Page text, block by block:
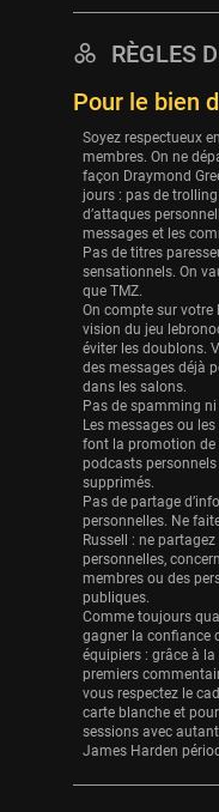
32 sessions
Houston
29 sessions
Portland
27 sessions
Eurobasket
25 sessions
Detroit
25 sessions
Brooklyn
24 sessions
24 sessions
Utah Jazz
22 sessions
Toronto
18 sessions
REVERSE
11 sessions
RÈGLES
Pour le bien
Soyez respectueux
membres. On ne
façon Draymond
jours : pas de
d’attaques
messages et les
Pas de titres
sensationnels. On
que TMZ.
On compte sur votre
vision du jeu
éviter les doublons.
des messages déjà
dans les salons.
Pas de spamming
Les messages ou
font la promotion de
podcasts
supprimés.
Pas de partage
personnelles. Ne
Russell : ne
personnelles,
membres ou des
publiques.
Comme toujours
gagner la confiance
équipiers : grâce à
premiers
vous respectez le
carte blanche et
sessions avec
James Harden